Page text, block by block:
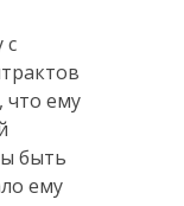
с
что ему
быть
ему